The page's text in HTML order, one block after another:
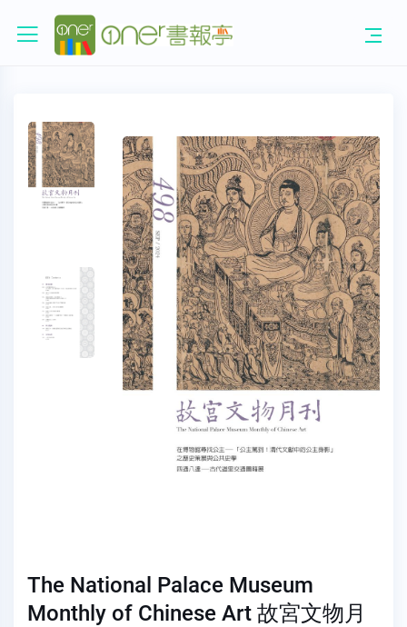
The National Palace Museum
Monthly of Chinese Art 故宮文物月